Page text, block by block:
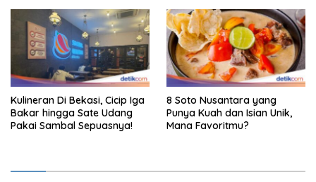
Kulineran Di Bekasi, Cicip Iga
Bakar hingga Sate Udang
Pakai Sambal Sepuasnya!
8 Soto Nusantara yang
Punya Kuah dan Isian Unik,
Mana Favoritmu?